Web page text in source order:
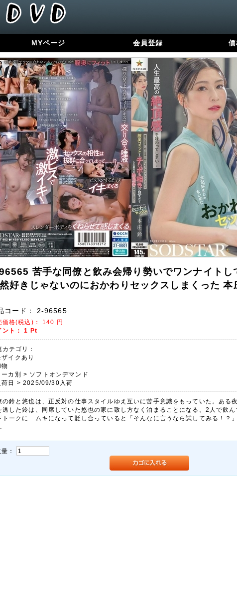
MYページ 会員登録
苦手な同僚と飲み会帰り勢いでワンナイト
好きじゃないのにおかわりセックスしまくった 本
コード： 2-96565
価格(税込)： 140 円
ント：1 Pt
カテゴリ：
ザイクあり
物
ーカ別 > ソフトオンデマンド
荷日 >2025/09/30入荷
の鈴と悠也は、正反対の仕事スタイルゆえ互いに苦手意識をもっていた。ある
逃した鈴は、同席していた悠也の家に致し方なく泊まることになる。2人で飲
トークに…ムキになって貶し合っていると「そんなに言うなら試してみる！？
：